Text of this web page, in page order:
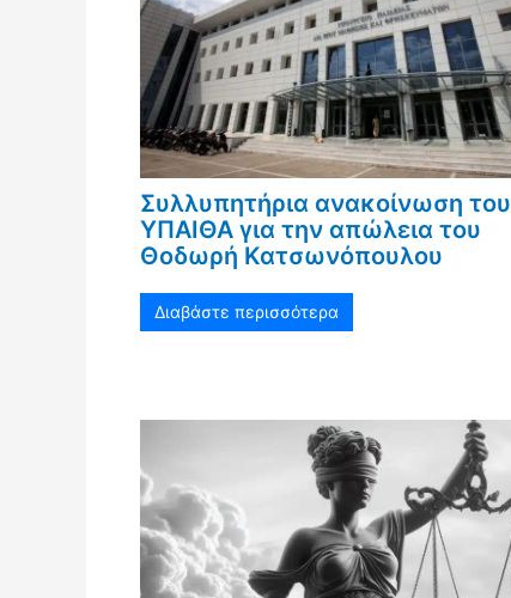
Συλλυπητήρια ανακοίνωση του
ΥΠΑΙΘΑ για την απώλεια του
Θοδωρή Κατσωνόπουλου
Διαβάστε περισσότερα